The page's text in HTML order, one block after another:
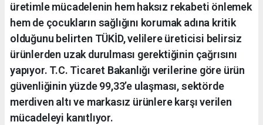
üretimle mücadelenin hem haksız rekabeti önlemek
hem de çocukların sağlığını korumak adına kritik
olduğunu belirten TÜKİD, velilere üreticisi belirsiz
ürünlerden uzak durulması gerektiğinin çağrısını
yapıyor. T.C. Ticaret Bakanlığı verilerine göre ürün
güvenliğinin yüzde 99,33’e ulaşması, sektörde
merdiven altı ve markasız ürünlere karşı verilen
mücadeleyi kanıtlıyor.